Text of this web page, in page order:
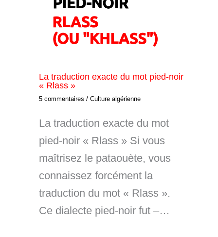
La traduction exacte du mot pied-noir
« Rlass »
5 commentaires / Culture algérienne
La traduction exacte du mot
pied-noir « Rlass » Si vous
maîtrisez le pataouète, vous
connaissez forcément la
traduction du mot « Rlass ».
Ce dialecte pied-noir fut –…